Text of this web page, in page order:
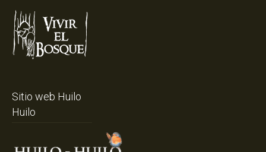
Sitio web Huilo
Huilo